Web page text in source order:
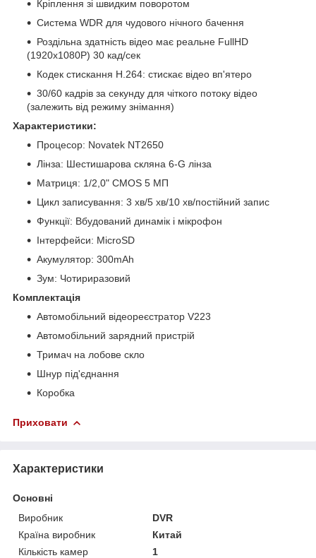
Кріплення зі швидким поворотом
Система WDR для чудового нічного бачення
Роздільна здатність відео має реальне FullHD
(1920x1080P) 30 кад/сек
Кодек стискання H.264: стискає відео вп'ятеро
30/60 кадрів за секунду для чіткого потоку відео
(залежить від режиму знімання)
Характеристики:
Процесор: Novatek NT2650
Лінза: Шестишарова скляна 6-G лінза
Матриця: 1/2,0" CMOS 5 МП
Цикл записування: 3 хв/5 хв/10 хв/постійний запис
Функції: Вбудований динамік і мікрофон
Інтерфейси: MicroSD
Акумулятор: 300mAh
Зум: Чотириразовий
Комплектація
Автомобільний відеореєстратор V223
Автомобільний зарядний пристрій
Тримач на лобове скло
Шнур під'єднання
Коробка
Приховати
Характеристики
Основні
Виробник
DVR
Країна виробник
Китай
Кількість камер
1